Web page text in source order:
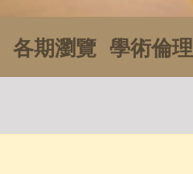
各期瀏覽 學術倫理